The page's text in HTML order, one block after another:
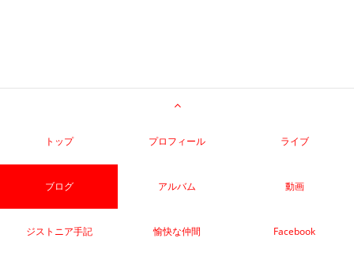
トップ プロフィール ライブ
ブログ アルバム 動画
ジストニア手記 愉快な仲間 Facebook